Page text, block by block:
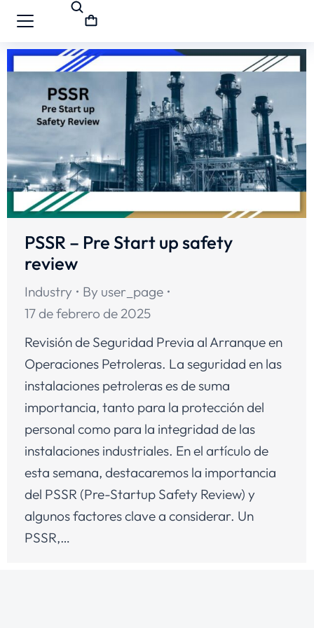
PSSR – Pre Start up safety
review
Industry By user_page
17 de febrero de 2025
Revisión de Seguridad Previa al Arranque en
Operaciones Petroleras. La seguridad en las
instalaciones petroleras es de suma
importancia, tanto para la protección del
personal como para la integridad de las
instalaciones industriales. En el artículo de
esta semana, destacaremos la importancia
del PSSR (Pre-Startup Safety Review) y
algunos factores clave a considerar. Un
PSSR,…